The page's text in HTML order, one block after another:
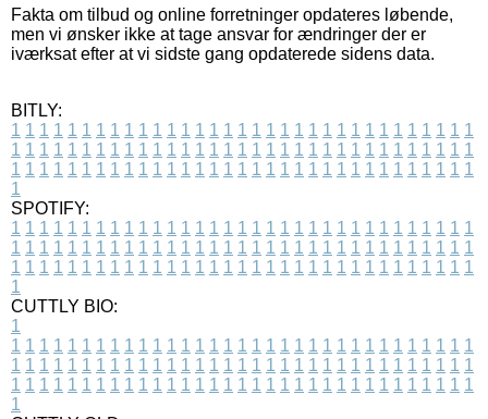
Fakta om tilbud og online forretninger opdateres løbende,
men vi ønsker ikke at tage ansvar for ændringer der er
iværksat efter at vi sidste gang opdaterede sidens data.
BITLY:
1 1 1 1 1 1 1 1 1 1 1 1 1 1 1 1 1 1 1 1 1 1 1 1 1 1 1 1 1 1 1 1 1
1 1 1 1 1 1 1 1 1 1 1 1 1 1 1 1 1 1 1 1 1 1 1 1 1 1 1 1 1 1 1 1 1
1 1 1 1 1 1 1 1 1 1 1 1 1 1 1 1 1 1 1 1 1 1 1 1 1 1 1 1 1 1 1 1 1
1
SPOTIFY:
1 1 1 1 1 1 1 1 1 1 1 1 1 1 1 1 1 1 1 1 1 1 1 1 1 1 1 1 1 1 1 1 1
1 1 1 1 1 1 1 1 1 1 1 1 1 1 1 1 1 1 1 1 1 1 1 1 1 1 1 1 1 1 1 1 1
1 1 1 1 1 1 1 1 1 1 1 1 1 1 1 1 1 1 1 1 1 1 1 1 1 1 1 1 1 1 1 1 1
1
CUTTLY BIO:
1
1 1 1 1 1 1 1 1 1 1 1 1 1 1 1 1 1 1 1 1 1 1 1 1 1 1 1 1 1 1 1 1 1
1 1 1 1 1 1 1 1 1 1 1 1 1 1 1 1 1 1 1 1 1 1 1 1 1 1 1 1 1 1 1 1 1
1 1 1 1 1 1 1 1 1 1 1 1 1 1 1 1 1 1 1 1 1 1 1 1 1 1 1 1 1 1 1 1 1
1